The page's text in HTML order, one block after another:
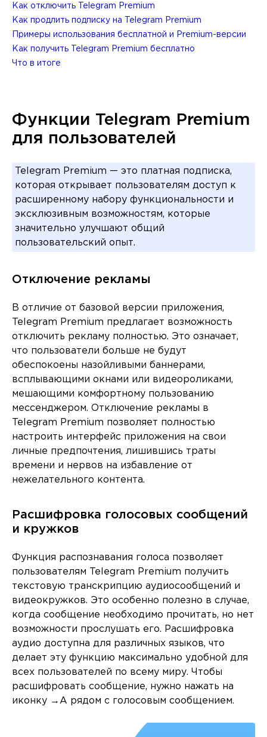
Как отключить Telegram Premium
Как продлить подписку на Telegram Premium
Примеры использования бесплатной и Premium-версии
Как получить Telegram Premium бесплатно
Что в итоге
Функции Telegram Premium
для пользователей
Telegram Premium — это платная подписка,
которая открывает пользователям доступ к
расширенному набору функциональности и
эксклюзивным возможностям, которые
значительно улучшают общий
пользовательский опыт.
Отключение рекламы
В отличие от базовой версии приложения,
Telegram Premium предлагает возможность
отключить рекламу полностью. Это означает,
что пользователи больше не будут
обеспокоены назойливыми баннерами,
всплывающими окнами или видеороликами,
мешающими комфортному пользованию
мессенджером. Отключение рекламы в
Telegram Premium позволяет полностью
настроить интерфейс приложения на свои
личные предпочтения, лишившись траты
времени и нервов на избавление от
нежелательного контента.
Расшифровка голосовых сообщений
и кружков
Функция распознавания голоса позволяет
пользователям Telegram Premium получить
текстовую транскрипцию аудиосообщений и
видеокружков. Это особенно полезно в случае,
когда сообщение необходимо прочитать, но нет
возможности прослушать его. Расшифровка
аудио доступна для различных языков, что
делает эту функцию максимально удобной для
всех пользователей по всему миру. Чтобы
расшифровать сообщение, нужно нажать на
иконку →А рядом с голосовым сообщением.